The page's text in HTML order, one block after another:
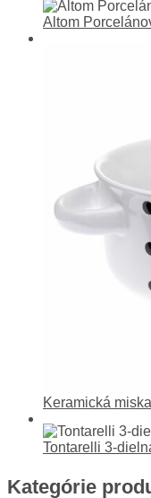
Altom
Keramická
Tontarelli 3-
Kategórie